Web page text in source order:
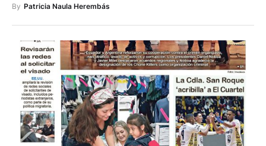
By Patricia Naula Herembás